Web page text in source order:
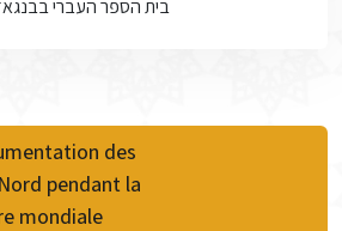
בית הספר העברי בבנגאזי,
des
pendant la
mondiale